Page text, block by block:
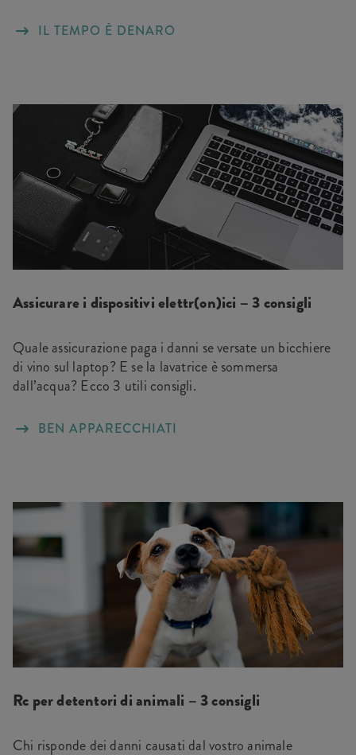
IL TEMPO È DENARO
Assicurare i dispositivi elettr(on)ici – 3 consigli
Quale assicurazione paga i danni se versate un bicchiere
di vino sul laptop? E se la lavatrice è sommersa
dall’acqua? Ecco 3 utili consigli.
BEN APPARECCHIATI
Rc per detentori di animali – 3 consigli
Chi risponde dei danni causati dal vostro animale